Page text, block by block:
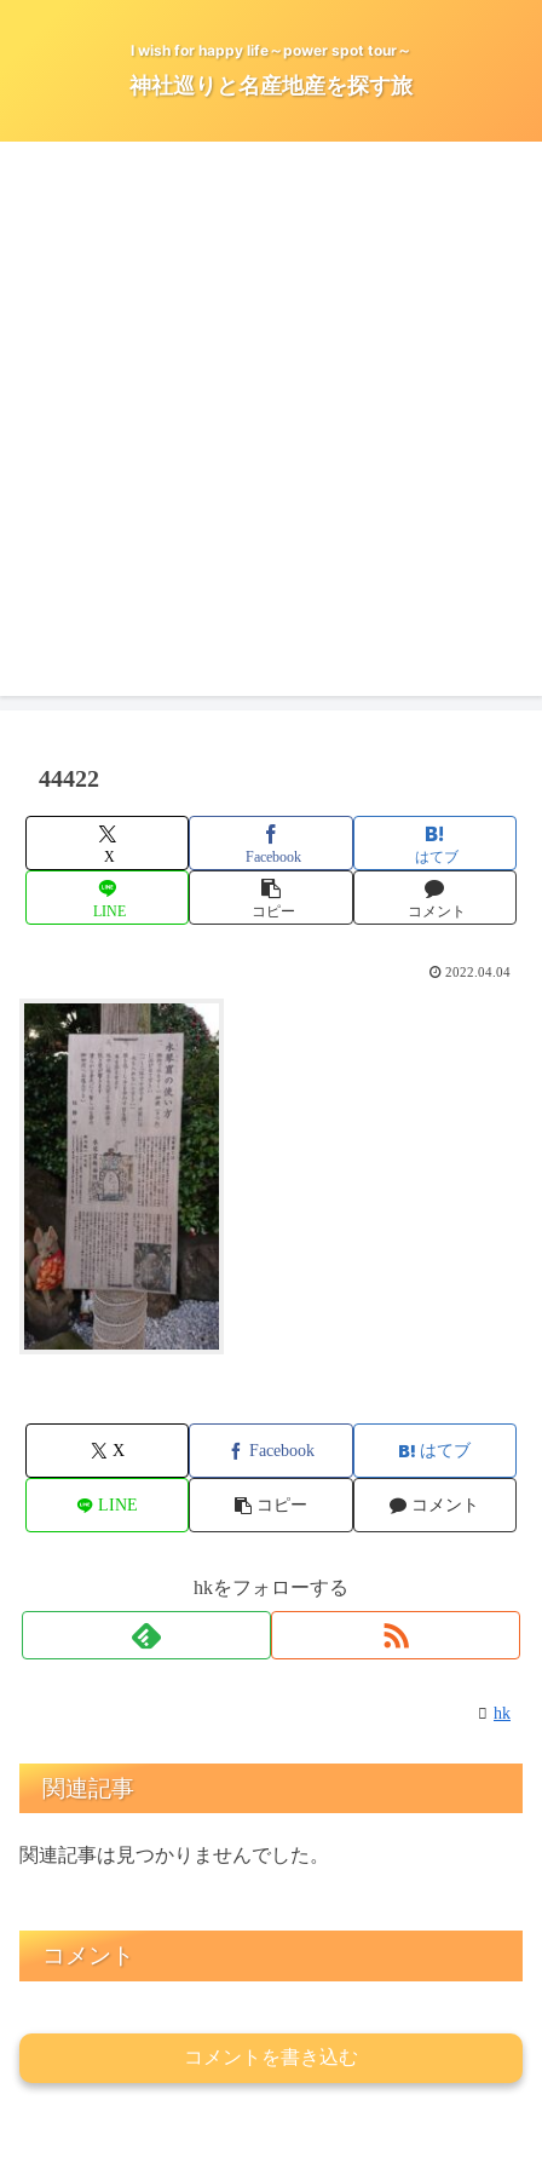
I wish for happy life～power spot tour～
神社巡りと名産地産を探す旅
44422
X Facebook はてブ
LINE コピー コメント
2022.04.04
X Facebook はてブ
LINE コピー コメント
hkをフォローする
hk
関連記事
関連記事は見つかりませんでした。
コメント
コメントを書き込む